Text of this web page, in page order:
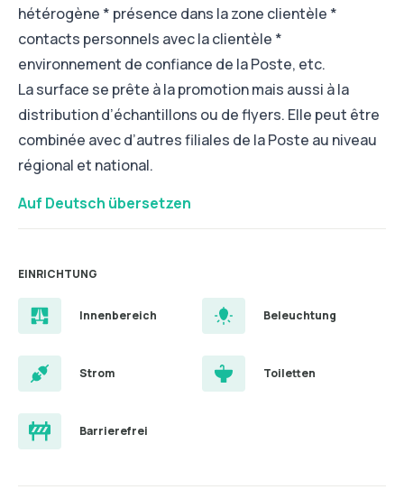
hétérogène * présence dans la zone clientèle *
contacts personnels avec la clientèle *
environnement de confiance de la Poste, etc.
La surface se prête à la promotion mais aussi à la
distribution d’échantillons ou de flyers. Elle peut être
combinée avec d’autres filiales de la Poste au niveau
régional et national.
Auf Deutsch übersetzen
EINRICHTUNG
Innenbereich Beleuchtung
Strom Toiletten
Barrierefrei